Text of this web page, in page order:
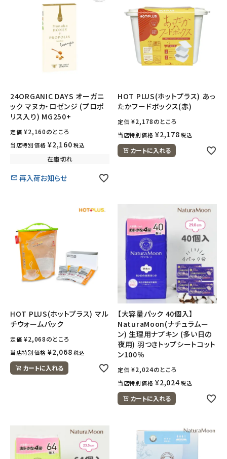
24ORGANIC DAYS オーガニ
ック マヌカ・ロゼンジ (プロポ
リス入り) MG250+
定価 ¥2,160のところ
当店特別価格 ¥2,160 税込
在庫切れ
再入荷お知らせ
HOT PLUS(ホットプラス) あっ
たかフードボックス(赤)
定価 ¥2,178のところ
当店特別価格 ¥2,178 税込
カートに入れる
HOT PLUS(ホットプラス) マル
チウォームバック
定価 ¥2,068のところ
当店特別価格 ¥2,068 税込
カートに入れる
【大容量パック 40個入】
NaturaMoon(ナチュラムー
ン) 生理用ナプキン (多い日の
夜用) 羽つきトップシートコット
ン100％
定価 ¥2,024のところ
当店特別価格 ¥2,024 税込
カートに入れる